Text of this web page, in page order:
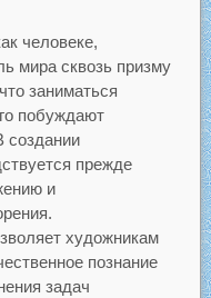
человеке,
мира сквозь призму
заниматься
побуждают
создании
прежде
и
художникам
познание
задач